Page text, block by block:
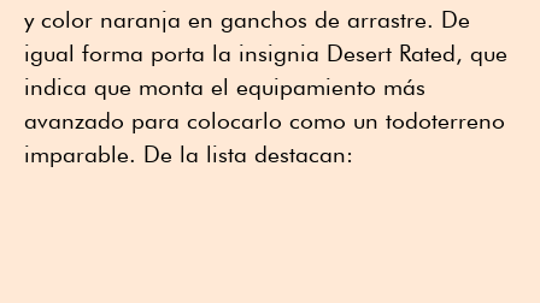
y color naranja en ganchos de arrastre. De
igual forma porta la insignia Desert Rated, que
indica que monta el equipamiento más
avanzado para colocarlo como un todoterreno
imparable. De la lista destacan: